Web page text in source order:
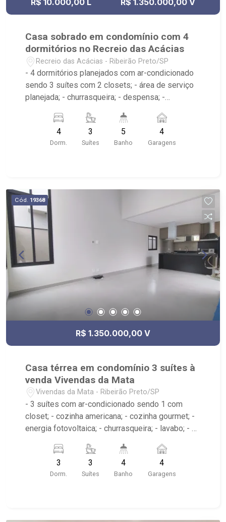
R$ 10.000,00 L R$ 1.350.000,00 V
Casa sobrado em condomínio com 4
dormitórios no Recreio das Acácias
Recreio das Acácias - Ribeirão Preto/SP
- 4 dormitórios planejados com ar-condicionado
sendo 3 suítes com 2 closets; - área de serviço
planejada; - churrasqueira; - despensa; -
planejada; - piscina; - sala de estar; - sala 3
ambientes; - 5 banheiros planejados com box e
espelho; - condomínio com ronda motorizada,
4
Dorm.
3
Suítes
5
Banho
4
Garagens
Cód. 19368
R$ 1.350.000,00 V
Casa térrea em condomínio 3 suítes à
venda Vivendas da Mata
Vivendas da Mata - Ribeirão Preto/SP
- 3 suítes com ar-condicionado sendo 1 com
closet; - cozinha americana; - cozinha gourmet; -
energia fotovoltaica; - churrasqueira; - lavabo; - 4
Portaria 24hrs, Piscina, Área de Churrasco,
Quadra Poliesportiva, Quadra de Tênis, Beach
Tenis, Brinquedoteca, Academia; - Próximo ao
3
Dorm.
3
Suítes
4
Banho
4
Garagens